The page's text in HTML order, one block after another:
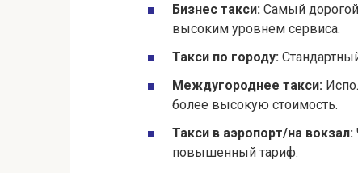
Бизнес такси: Самый
высоким уровнем сервиса.
Такси по городу:
Междугороднее такси:
более высокую стоимость.
Такси в аэропорт/на вокзал:
повышенный тариф.